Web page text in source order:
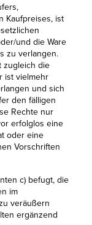
Kaufpreises, ist
und die Ware
zu verlangen.
zugleich die
ist vielmehr
und sich
den fälligen
Rechte nur
erfolglos eine
oder eine
Vorschriften
c) befugt, die
im
veräußern
ergänzend